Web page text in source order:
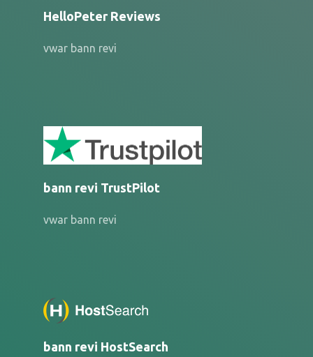
HelloPeter Reviews
vwar bann revi
bann revi TrustPilot
vwar bann revi
bann revi HostSearch